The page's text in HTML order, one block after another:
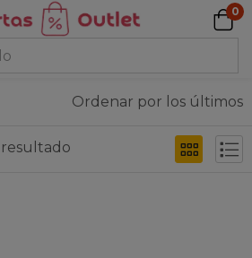
0
Ordenar por los últimos